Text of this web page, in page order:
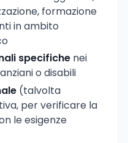
formazione
in ambito
specifiche nei
o disabili
(talvolta
per verificare la
le esigenze